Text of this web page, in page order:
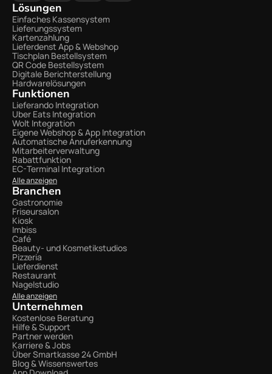
Lösungen
Einfaches Kassensystem
Lieferungssystem
Kartenzahlung
Lieferdenst App & Webshop
Tischplan Bestellsystem
QR Code Bestellsystem
Digitale Berichterstellung
Hardwarelösungen
Funktionen
Lieferando Integration
Uber Eats Integration
Wolt Integration
Eigene Webshop & App Integration
Automatische Anruferkennung
Mitarbeiterverwaltung
Rabattfunktion
EC-Terminal Integration
Alle anzeigen
Branchen
Gastronomie
Friseursalon
Kiosk
Imbiss
Café
Beauty- und Kosmetikstudios
Pizzeria
Lieferdienst
Restaurant
Nagelstudio
Alle anzeigen
Unternehmen
Kostenlose Beratung
Hilfe & Support
Partner werden
Karriere & Jobs
Über Smartkasse 24 GmbH
Blog & Wissenswertes